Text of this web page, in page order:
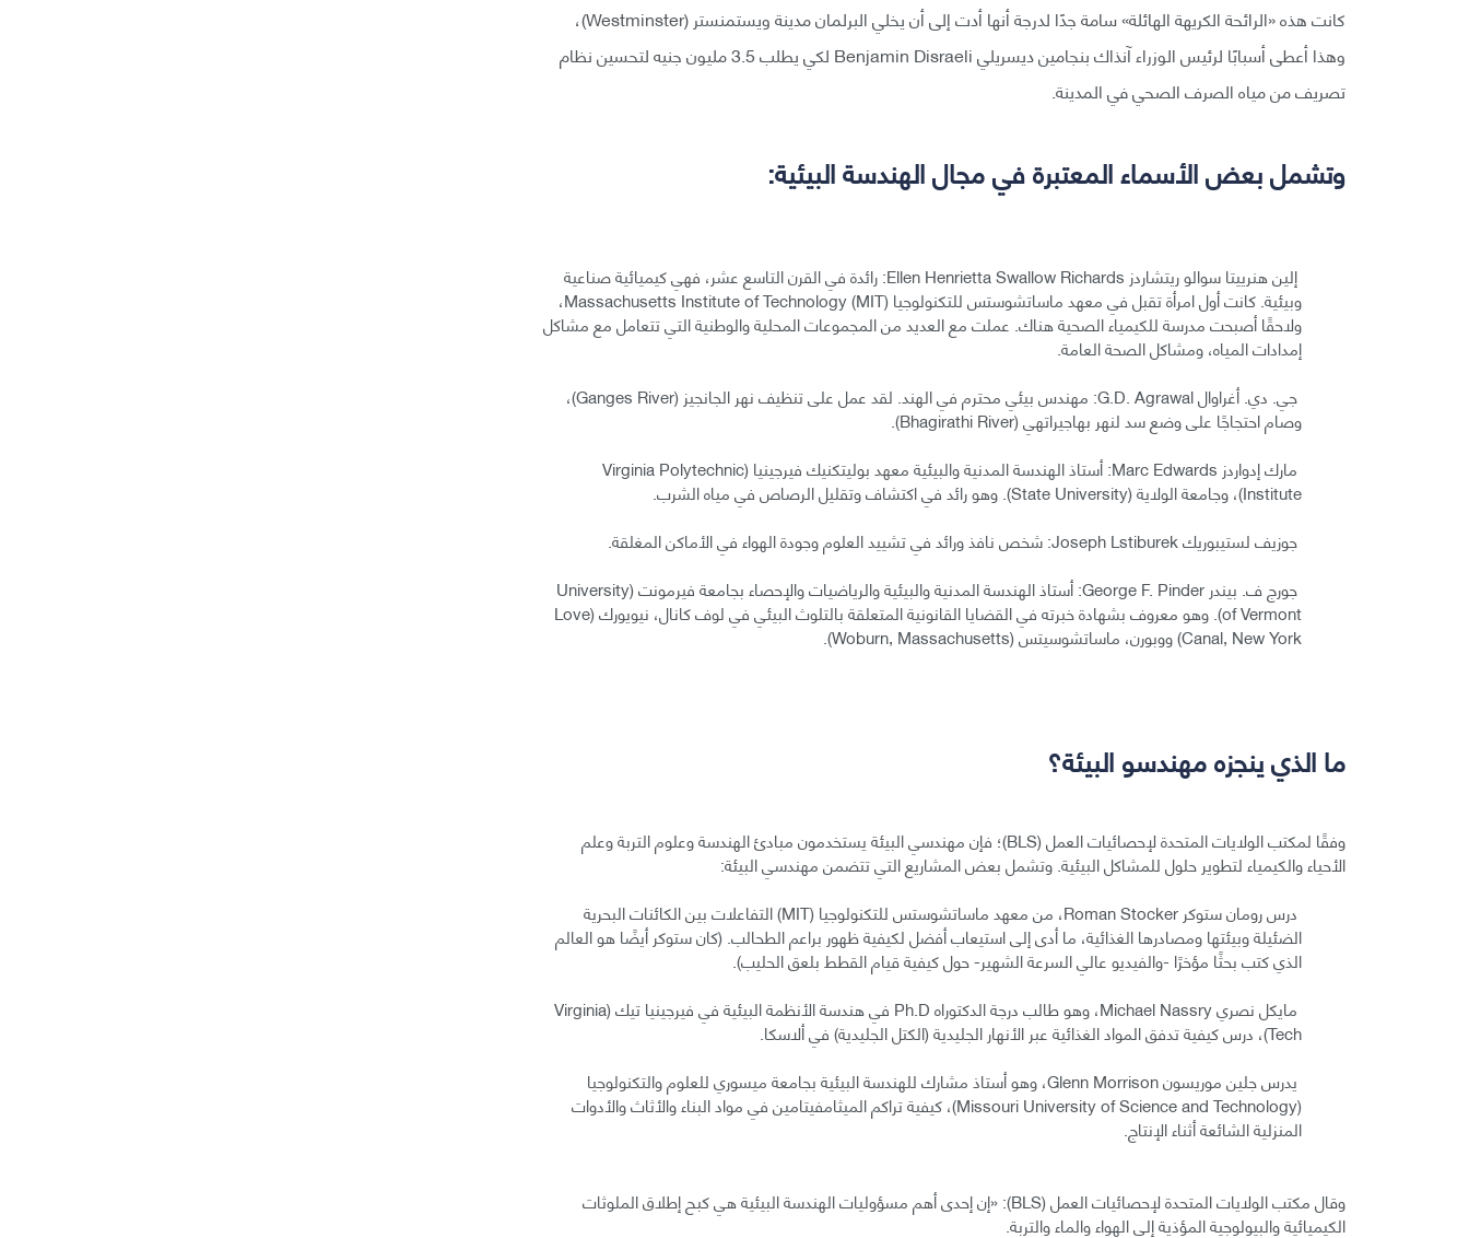
كانت هذه «الرائحة الكريهة الهائلة» سامة جدًا لدرجة أنها أدت إلى أن يخلي البرلمان مدينة ويستمنستر (Westminster)،
وهذا أعطى أسبابًا لرئيس الوزراء آنذاك بنجامين ديسريلي Benjamin Disraeli لكي يطلب 3.5 مليون جنيه لتحسين نظام
تصريف من مياه الصرف الصحي في المدينة.
وتشمل بعض الأسماء المعتبرة في مجال الهندسة البيئية:
إلين هنرييتا سوالو ريتشاردز Ellen Henrietta Swallow Richards: رائدة في القرن التاسع عشر، فهي كيميائية صناعية
وبيئية. كانت أول امرأة تقبل في معهد ماساتشوستس للتكنولوجيا Massachusetts Institute of Technology (MIT)،
ولاحقًا أصبحت مدرسة للكيمياء الصحية هناك. عملت مع العديد من المجموعات المحلية والوطنية التي تتعامل مع مشاكل
إمدادات المياه، ومشاكل الصحة العامة.
جي. دي. أغراوال G.D. Agrawal: مهندس بيئي محترم في الهند. لقد عمل على تنظيف نهر الجانجيز (Ganges River)،
وصام احتجاجًا على وضع سد لنهر بهاجيراتهي (Bhagirathi River).
مارك إدواردز Marc Edwards: أستاذ الهندسة المدنية والبيئية معهد بوليتكنيك فيرجينيا (Virginia Polytechnic
Institute)، وجامعة الولاية (State University). وهو رائد في اكتشاف وتقليل الرصاص في مياه الشرب.
جوزيف لستيبوريك Joseph Lstiburek: شخص نافذ ورائد في تشييد العلوم وجودة الهواء في الأماكن المغلقة.
جورج ف. بيندر George F. Pinder: أستاذ الهندسة المدنية والبيئية والرياضيات والإحصاء بجامعة فيرمونت (University
of Vermont). وهو معروف بشهادة خبرته في القضايا القانونية المتعلقة بالتلوث البيئي في لوف كانال، نيويورك (Love
Canal, New York) ووبورن، ماساتشوسيتس (Woburn, Massachusetts).
ما الذي ينجزه مهندسو البيئة؟
وفقًا لمكتب الولايات المتحدة لإحصائيات العمل (BLS)؛ فإن مهندسي البيئة يستخدمون مبادئ الهندسة وعلوم التربة وعلم
الأحياء والكيمياء لتطوير حلول للمشاكل البيئية. وتشمل بعض المشاريع التي تتضمن مهندسي البيئة:
درس رومان ستوكر Roman Stocker، من معهد ماساتشوستس للتكنولوجيا (MIT) التفاعلات بين الكائنات البحرية
الضئيلة وبيئتها ومصادرها الغذائية، ما أدى إلى استيعاب أفضل لكيفية ظهور براعم الطحالب. (كان ستوكر أيضًا هو العالم
الذي كتب بحثًا مؤخرًا -والفيديو عالي السرعة الشهير- حول كيفية قيام القطط بلعق الحليب).
مايكل نصري Michael Nassry، وهو طالب درجة الدكتوراه Ph.D في هندسة الأنظمة البيئية في فيرجينيا تيك (Virginia
Tech)، درس كيفية تدفق المواد الغذائية عبر الأنهار الجليدية (الكتل الجليدية) في ألاسكا.
يدرس جلين موريسون Glenn Morrison، وهو أستاذ مشارك للهندسة البيئية بجامعة ميسوري للعلوم والتكنولوجيا
(Missouri University of Science and Technology)، كيفية تراكم الميثامفيتامين في مواد البناء والأثاث والأدوات
المنزلية الشائعة أثناء الإنتاج.
وقال مكتب الولايات المتحدة لإحصائيات العمل (BLS): «إن إحدى أهم مسؤوليات الهندسة البيئية هي كبح إطلاق الملوثات
الكيميائية والبيولوجية المؤذية إلى الهواء والماء والتربة.